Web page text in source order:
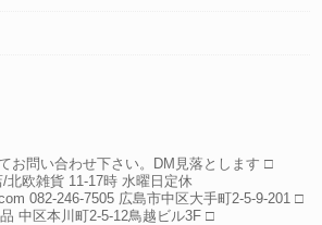
お問い合わせ下さい。DM見落とします □
北欧雑貨 11-17時 水曜日定休
082-246-7505 広島市中区大手町2-5-9-201 □
中区本川町2-5-12鳥越ビル3F □